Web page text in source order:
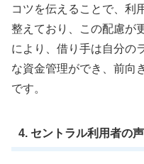
コツを伝えることで、利
整えており、この配慮が
により、借り手は自分の
な資金管理ができ、前向
です。
4. セントラル利用者の声